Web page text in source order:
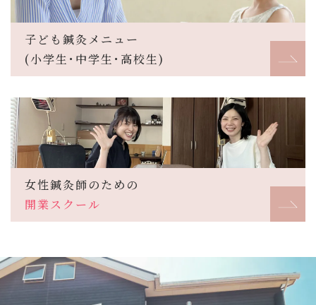
子ども鍼灸メニュー
(小学生･中学生･高校生)
女性鍼灸師のための
開業スクール